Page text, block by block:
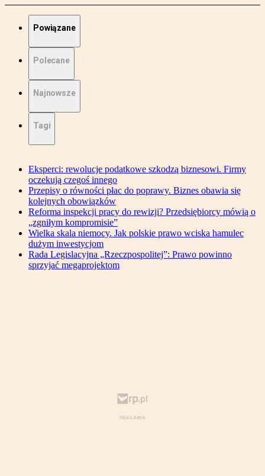
Powiązane
Polecane
Najnowsze
Tagi
Eksperci: rewolucje podatkowe szkodzą biznesowi. Firmy
oczekują czegoś innego
Przepisy o równości płac do poprawy. Biznes obawia się
kolejnych obowiązków
Reforma inspekcji pracy do rewizji? Przedsiębiorcy mówią o
„zgniłym kompromisie”
Wielka skala niemocy. Jak polskie prawo wciska hamulec
dużym inwestycjom
Rada Legislacyjna „Rzeczpospolitej”: Prawo powinno
sprzyjać megaprojektom